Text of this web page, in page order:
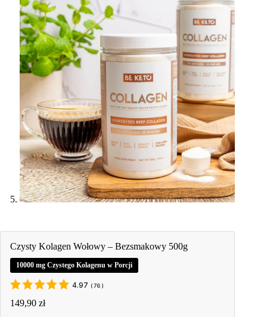
Czysty Kolagen Wołowy – Bezsmakowy 500g
10000 mg Czystego Kolagenu w Porcji
4.97 ( 76 )
149,90 zł